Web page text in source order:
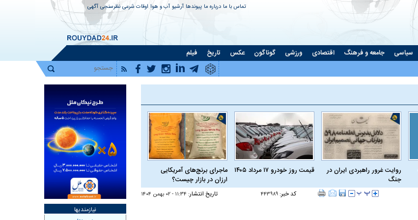
تماس با ما درباره ما پیوندها آرشیو آب و هوا اوقات شرعی نظرسنجی آگهی
سیاسی جامعه و فرهنگ اقتصادی ورزشی گوناگون عکس تاریخ فیلم
روایت غرور راهبردی ایران در
جنگ
قیمت روز خودرو ۱۷ مرداد ۱۴۰۵
ماجرای برنج‌های آمریکایی
ارزان در بازار چیست؟
کد خبر: ۴۴۳۹۸۹ تاریخ انتشار: ۱۱:۳۴ - ۰۲ بهمن ۱۴۰۴
نیازمندیها